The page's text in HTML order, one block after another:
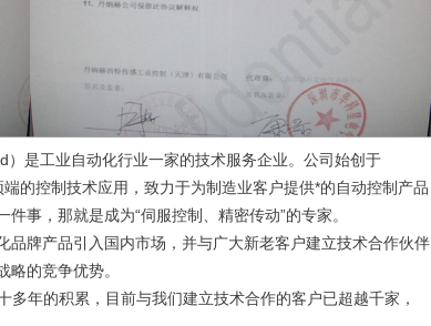
是工业自动化行业一家的技术服务企业。公司始创于
控制技术应用，致力于为制造业客户提供*的自动控制产品
事，那就是成为“伺服控制、精密传动”的专家。
牌产品引入国内市场，并与广大新老客户建立技术合作伙伴
的竞争优势。
年的积累，目前与我们建立技术合作的客户已超越千家，